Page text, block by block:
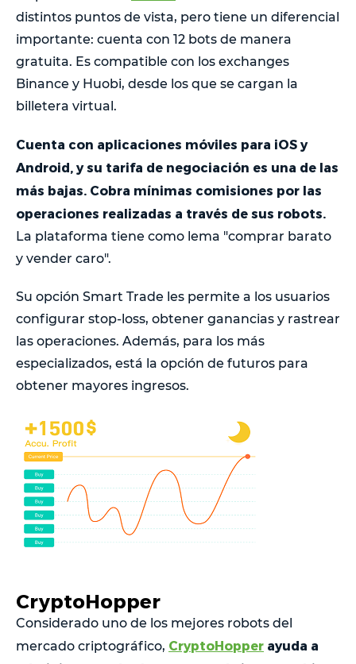
distintos puntos de vista, pero tiene un diferencial
importante: cuenta con 12 bots de manera
gratuita. Es compatible con los exchanges
Binance y Huobi, desde los que se cargan la
billetera virtual.
Cuenta con aplicaciones móviles para iOS y
Android, y su tarifa de negociación es una de las
más bajas. Cobra mínimas comisiones por las
operaciones realizadas a través de sus robots.
La plataforma tiene como lema "comprar barato
y vender caro".
Su opción Smart Trade les permite a los usuarios
configurar stop-loss, obtener ganancias y rastrear
las operaciones. Además, para los más
especializados, está la opción de futuros para
obtener mayores ingresos.
CryptoHopper
Considerado uno de los mejores robots del
mercado criptográfico, CryptoHopper ayuda a